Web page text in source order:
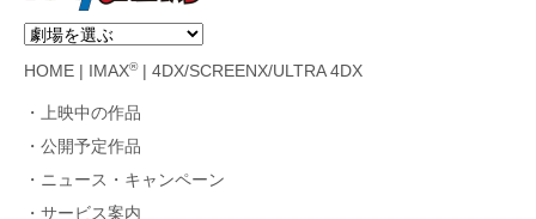
HOME | IMAX®| 4DX/SCREENX/ULTRA 4DX
上映中の作品
公開予定作品
ニュース・キャンペーン
サービス案内